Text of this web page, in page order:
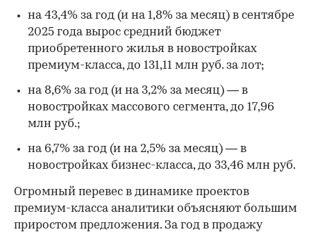
на 43,4% за год (и на 1,8% за месяц) в сентябре
2025 года вырос средний бюджет
приобретенного жилья в новостройках
премиум-класса, до 131,11 млн руб. за лот;
на 8,6% за год (и на 3,2% за месяц) — в
новостройках массового сегмента, до 17,96
млн руб.;
на 6,7% за год (и на 2,5% за месяц) — в
новостройках бизнес-класса, до 33,46 млн руб.
Огромный перевес в динамике проектов
премиум-класса аналитики объясняют большим
приростом предложения. За год в продажу